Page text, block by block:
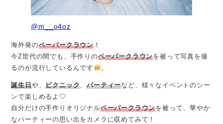
@m__o4oz
海外発のペーパークラウン ！
今Z世代の間でも、手作りのペーパークラウンを被って写真を撮
るのが流行しているんです
。
誕生日や、ピクニック、パーティーなど、様々なイベントのシー
ンで楽しめるよ♡
自分だけの手作りオリジナルペーパークラウンを被って、華やか
なパーティーの思い出をカメラに収めてみて！